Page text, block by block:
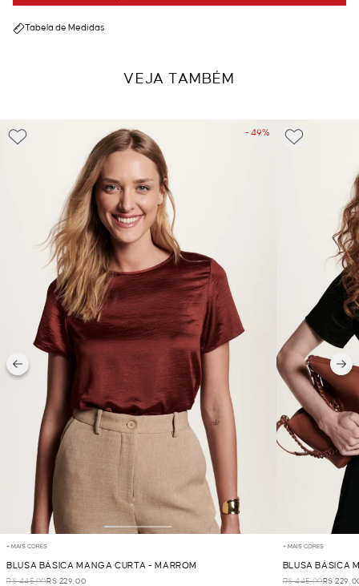
Tabela de Medidas
VEJA TAMBÉM
- 49%
+ MAIS CORES
BLUSA BÁSICA MANGA CURTA - MARROM
R$ 445,00R$ 229,00
+ MAIS CORES
BLUSA BÁSICA
R$ 445,00R$